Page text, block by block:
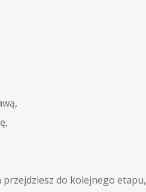
do kolejnego etapu,